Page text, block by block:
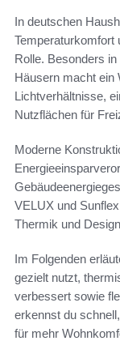
In deutschen
Temperaturkomfort
Rolle. Besonders
Häusern macht ein
Lichtverhältnisse,
Nutzflächen für
Moderne
VELUX und
Thermik und
Im Folgenden
gezielt nutzt,
verbessert sowie
erkennst du
für mehr